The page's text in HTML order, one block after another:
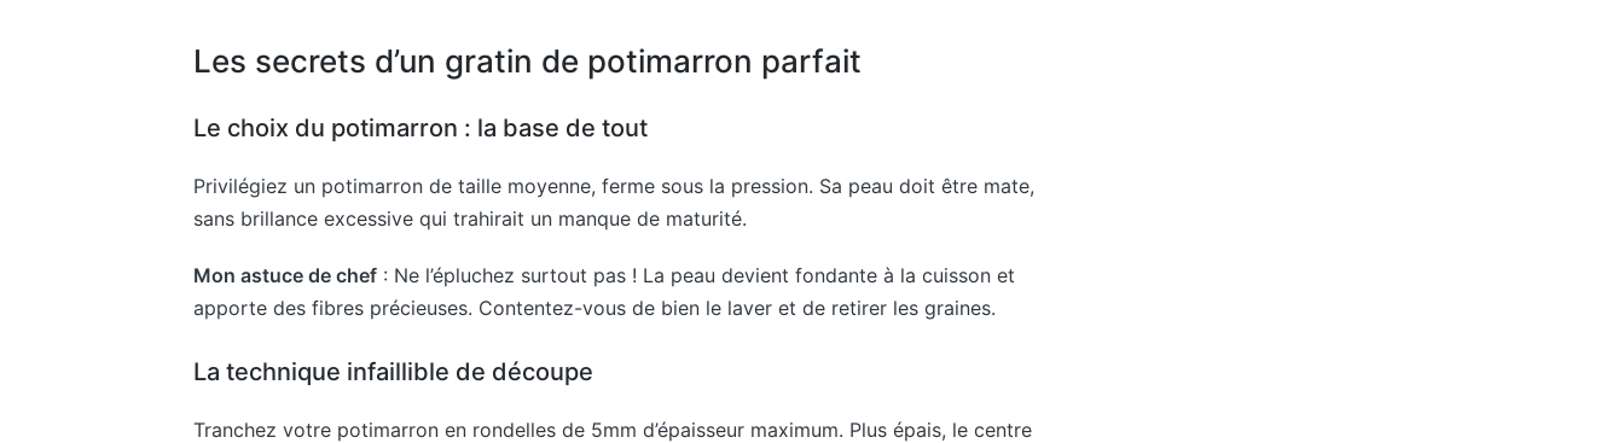
Les secrets d’un gratin de potimarron parfait
Le choix du potimarron : la base de tout
Privilégiez un potimarron de taille moyenne, ferme sous la pression. Sa peau doit être mate,
sans brillance excessive qui trahirait un manque de maturité.
Mon astuce de chef: Ne l’épluchez surtout pas ! La peau devient fondante à la cuisson et
apporte des fibres précieuses. Contentez-vous de bien le laver et de retirer les graines.
La technique infaillible de découpe
Tranchez votre potimarron en rondelles de 5mm d’épaisseur maximum. Plus épais, le centre